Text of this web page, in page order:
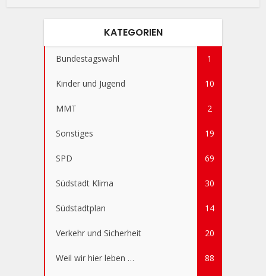
KATEGORIEN
Bundestagswahl 1
Kinder und Jugend 10
MMT 2
Sonstiges 19
SPD 69
Südstadt Klima 30
Südstadtplan 14
Verkehr und Sicherheit 20
Weil wir hier leben … 88